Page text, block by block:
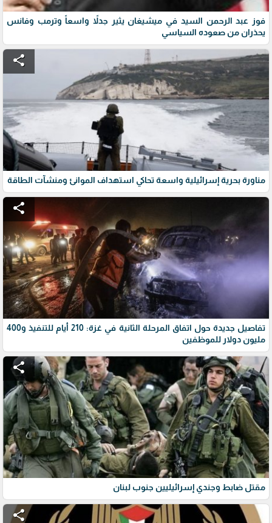
فوز عبد الرحمن السيد في ميشيغان يثير جدلاً واسعاً وترمب وفانس
يحذران من صعوده السياسي
share
مناورة بحرية إسرائيلية واسعة تحاكي استهداف الموانئ ومنشآت الطاقة
share
تفاصيل جديدة حول اتفاق المرحلة الثانية في غزة: 210 أيام للتنفيذ و400
مليون دولار للموظفين
share
مقتل ضابط وجندي إسرائيليين جنوب لبنان
share